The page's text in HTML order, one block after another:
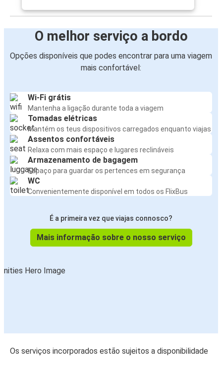
O melhor serviço a bordo
Opções disponíveis que podes encontrar para uma viagem
mais confortável:
Wi-Fi grátis
Mantenha a ligação durante toda a viagem
Tomadas elétricas
Mantém os teus dispositivos carregados enquanto viajas
Assentos confortáveis
Relaxa com mais espaço e lugares reclináveis
Armazenamento de bagagem
Espaço para guardar os pertences em segurança
WC
Convenientemente disponível em todos os FlixBus
É a primeira vez que viajas connosco?
Mais informação sobre o nosso serviço
Os serviços incorporados estão sujeitos a disponibilidade